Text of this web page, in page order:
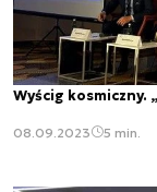
Wyścig kosmiczny.
08.09.2023 5 min.